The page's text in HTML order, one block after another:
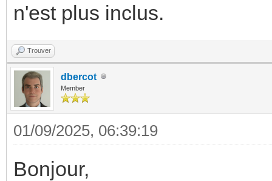
n'est plus inclus.
Trouver
dbercot
Member
01/09/2025, 06:39:19
Bonjour,